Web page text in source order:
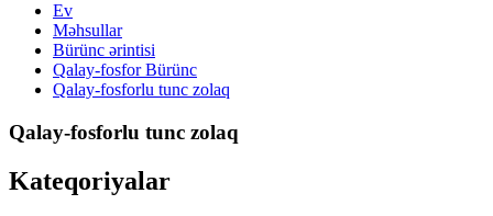
Ev
Məhsullar
Bürünc ərintisi
Qalay-fosfor Bürünc
Qalay-fosforlu tunc zolaq
Qalay-fosforlu tunc zolaq
Kateqoriyalar